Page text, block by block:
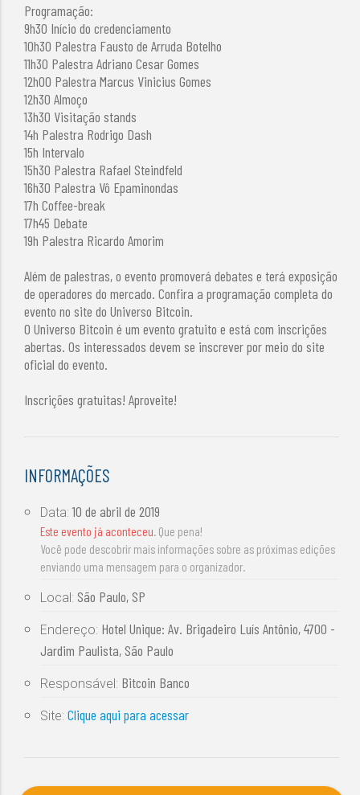
Programação:
9h30 Início do credenciamento
10h30 Palestra Fausto de Arruda Botelho
11h30 Palestra Adriano Cesar Gomes
12h00 Palestra Marcus Vinicius Gomes
12h30 Almoço
13h30 Visitação stands
14h Palestra Rodrigo Dash
15h Intervalo
15h30 Palestra Rafael Steindfeld
16h30 Palestra Vô Epaminondas
17h Coffee-break
17h45 Debate
19h Palestra Ricardo Amorim
Além de palestras, o evento promoverá debates e terá exposição
de operadores do mercado. Confira a programação completa do
evento no site do Universo Bitcoin.
O Universo Bitcoin é um evento gratuito e está com inscrições
abertas. Os interessados devem se inscrever por meio do site
oficial do evento.
Inscrições gratuitas! Aproveite!
INFORMAÇÕES
Data:10 de abril de 2019
Este evento já aconteceu. Que pena!
Você pode descobrir mais informações sobre as próximas edições
enviando uma mensagem para o organizador.
Local: São Paulo, SP
Endereço: Hotel Unique: Av. Brigadeiro Luís Antônio, 4700 -
Jardim Paulista, São Paulo
Responsável: Bitcoin Banco
Site:Clique aqui para acessar